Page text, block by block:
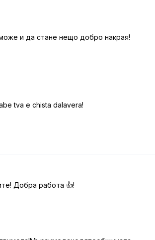
и да стане нещо добро накрая!
tva e chista dalavera!
Добра работа 👍!